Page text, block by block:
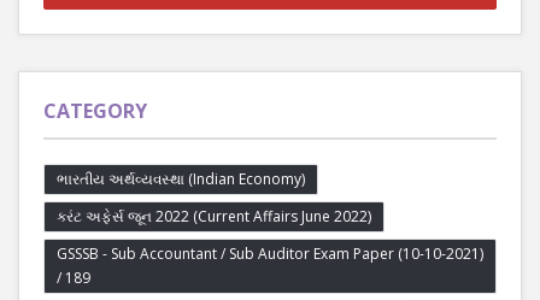
CATEGORY
ભારતીય અર્થવ્યવસ્થા (Indian Economy)
કરંટ અફેર્સ જૂન 2022 (Current Affairs June 2022)
GSSSB - Sub Accountant / Sub Auditor Exam Paper (10-10-2021)
/ 189